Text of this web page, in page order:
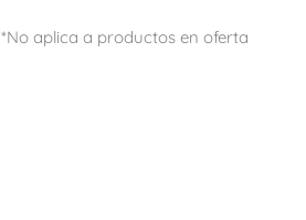
*No aplica a productos en oferta